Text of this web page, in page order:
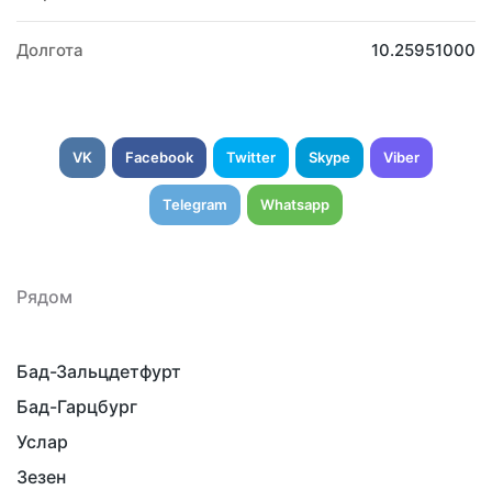
Долгота 10.25951000
VK Facebook Twitter Skype Viber
Telegram Whatsapp
Рядом
Бад-Зальцдетфурт
Бад-Гарцбург
Услар
Зезен